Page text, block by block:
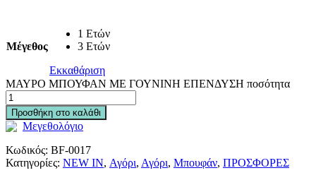
Μέγεθος
1 Ετών
3 Ετών
Εκκαθάριση
ΜΑΥΡΟ ΜΠΟΥΦΑΝ ΜΕ ΓΟΥΝΙΝΗ ΕΠΕΝΔΥΣΗ ποσότητα
Προσθήκη στο καλάθι
Μεγεθολόγιο
Κωδικός: BF-0017
Κατηγορίες: NEW IN, Αγόρι, Αγόρι, Μπουφάν, ΠΡΟΣΦΟΡΕΣ